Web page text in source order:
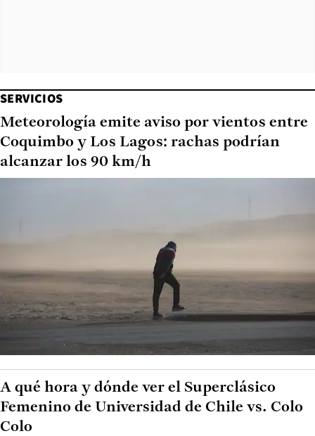
SERVICIOS
Meteorología emite aviso por vientos entre
Coquimbo y Los Lagos: rachas podrían
alcanzar los 90 km/h
A qué hora y dónde ver el Superclásico
Femenino de Universidad de Chile vs. Colo
Colo